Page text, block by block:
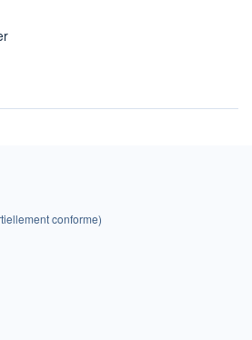
conforme)